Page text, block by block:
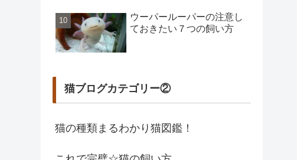
ウーパールーパーの注意し
ておきたい７つの飼い方
猫ブログカテゴリー②
猫の種類まるわかり猫図鑑！